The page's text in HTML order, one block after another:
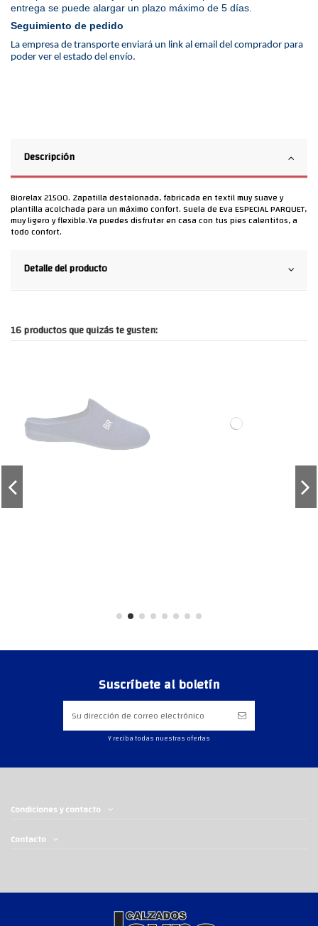
entrega se puede alargar un plazo máximo de 5 días.
Seguimiento de pedido
La empresa de transporte enviará un link al email del comprador para
poder ver el estado del envío.
Descripción
Biorelax 21500. Zapatilla destalonada, fabricada en textil muy suave y
plantilla acolchada para un máximo confort. Suela de Eva ESPECIAL PARQUET,
muy ligero y flexible.Ya puedes disfrutar en casa con tus pies calentitos, a
todo confort.
Detalle del producto
16 productos que quizás te gusten:
Suscríbete al boletín
Y reciba todas nuestras ofertas
Condiciones y contacto
Contacto